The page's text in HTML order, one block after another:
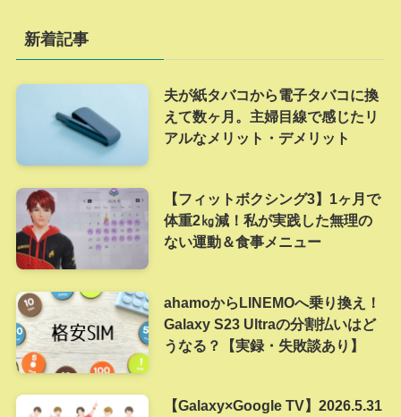
新着記事
夫が紙タバコから電子タバコに換
えて数ヶ月。主婦目線で感じたリ
アルなメリット・デメリット
【フィットボクシング3】1ヶ月で
体重2㎏減！私が実践した無理の
ない運動＆食事メニュー
ahamoからLINEMOへ乗り換え！
Galaxy S23 Ultraの分割払いはど
うなる？【実録・失敗談あり】
【Galaxy×Google TV】2026.5.31